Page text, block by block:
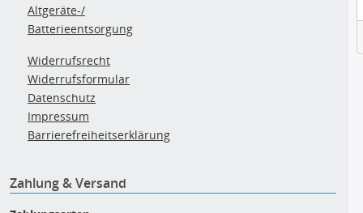
Altgeräte-/
Batterieentsorgung
Widerrufsrecht
Widerrufsformular
Datenschutz
Impressum
Barrierefreiheitserklärung
Zahlung & Versand